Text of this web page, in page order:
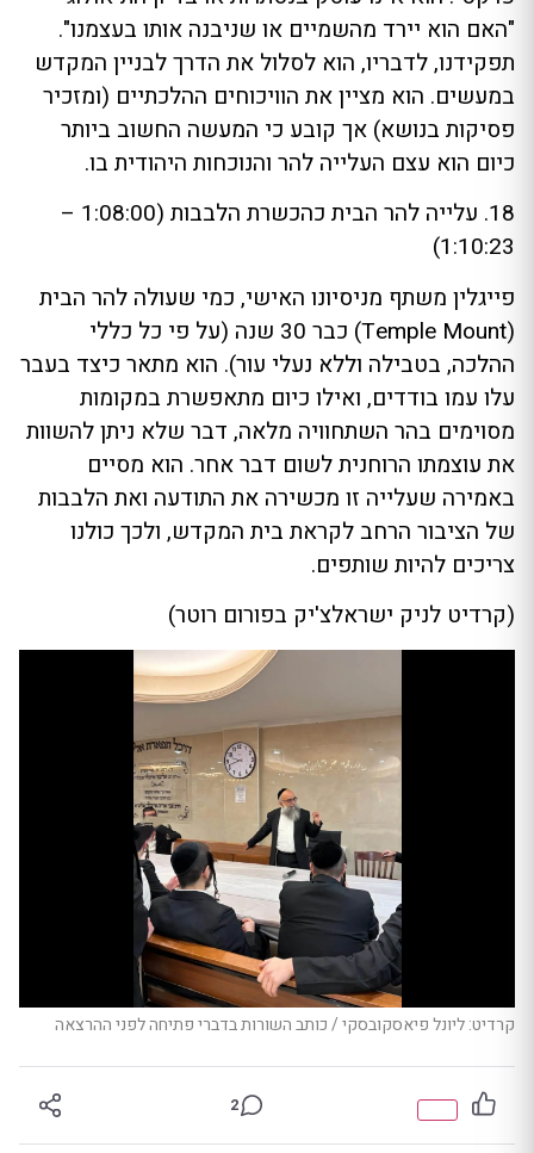
"האם הוא יירד מהשמיים או שניבנה אותו בעצמנו".
תפקידנו, לדבריו, הוא לסלול את הדרך לבניין המקדש
במעשים. הוא מציין את הוויכוחים ההלכתיים (ומזכיר
פסיקות בנושא) אך קובע כי המעשה החשוב ביותר
כיום הוא עצם העלייה להר והנוכחות היהודית בו.
18. עלייה להר הבית כהכשרת הלבבות (1:08:00 –
1:10:23)
פייגלין משתף מניסיונו האישי, כמי שעולה להר הבית
(Temple Mount) כבר 30 שנה (על פי כל כללי
ההלכה, בטבילה וללא נעלי עור). הוא מתאר כיצד בעבר
עלו עמו בודדים, ואילו כיום מתאפשרת במקומות
מסוימים בהר השתחוויה מלאה, דבר שלא ניתן להשוות
את עוצמתו הרוחנית לשום דבר אחר. הוא מסיים
באמירה שעלייה זו מכשירה את התודעה ואת הלבבות
של הציבור הרחב לקראת בית המקדש, ולכך כולנו
צריכים להיות שותפים.
(קרדיט לניק ישראלצ'יק בפורום רוטר)
קרדיט: ליונל פיאסקובסקי / כותב השורות בדברי פתיחה לפני ההרצאה
2